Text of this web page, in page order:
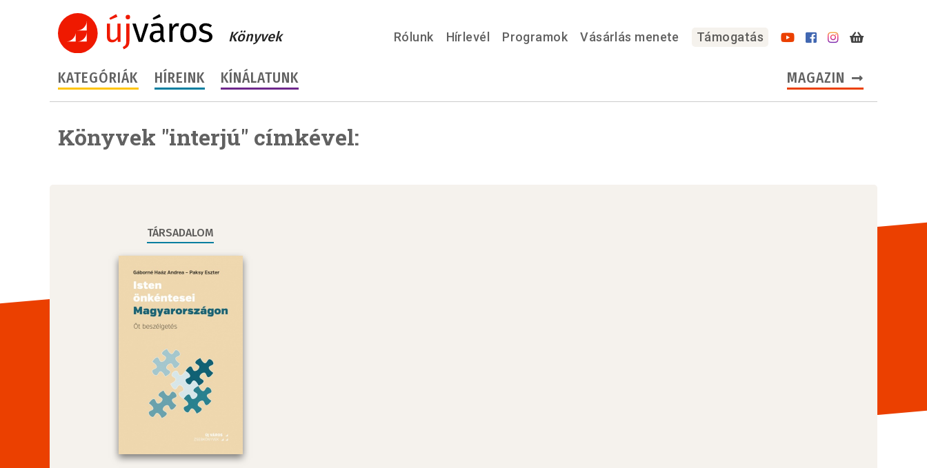
Könyvek Rólunk Hírlevél Programok Vásárlás menete Támogatás
KATEGÓRIÁK HÍREINK KÍNÁLATUNK MAGAZIN
Könyvek "interjú" címkével:
TÁRSADALOM